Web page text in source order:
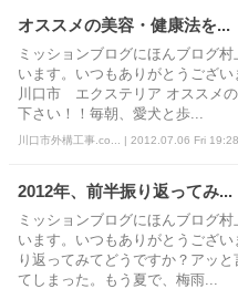
オススメの美容・健康法を...
ミッションブログにほんブログ
います。いつもありがとうござい
川口市 エクステリア オススメ
下さい！！毎朝、愛犬と歩...
川口市外構工事.co... | 2012.07.06 Fri 19:28
2012年、前半振り返ってみ...
ミッションブログにほんブログ
います。いつもありがとうござ
り返ってみてどうですか？アッ
てしまった。もう夏で、梅雨...